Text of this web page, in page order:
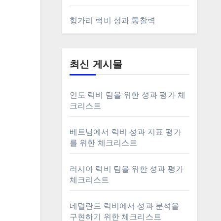
헝가리 럭비 성과 통찰력
최신 게시물
인도 럭비 팀을 위한 성과 평가 체
크리스트
베트남에서 럭비 성과 지표 평가
를 위한 체크리스트
러시아 럭비 팀을 위한 성과 평가
체크리스트
네덜란드 럭비에서 성과 분석을
구현하기 위한 체크리스트